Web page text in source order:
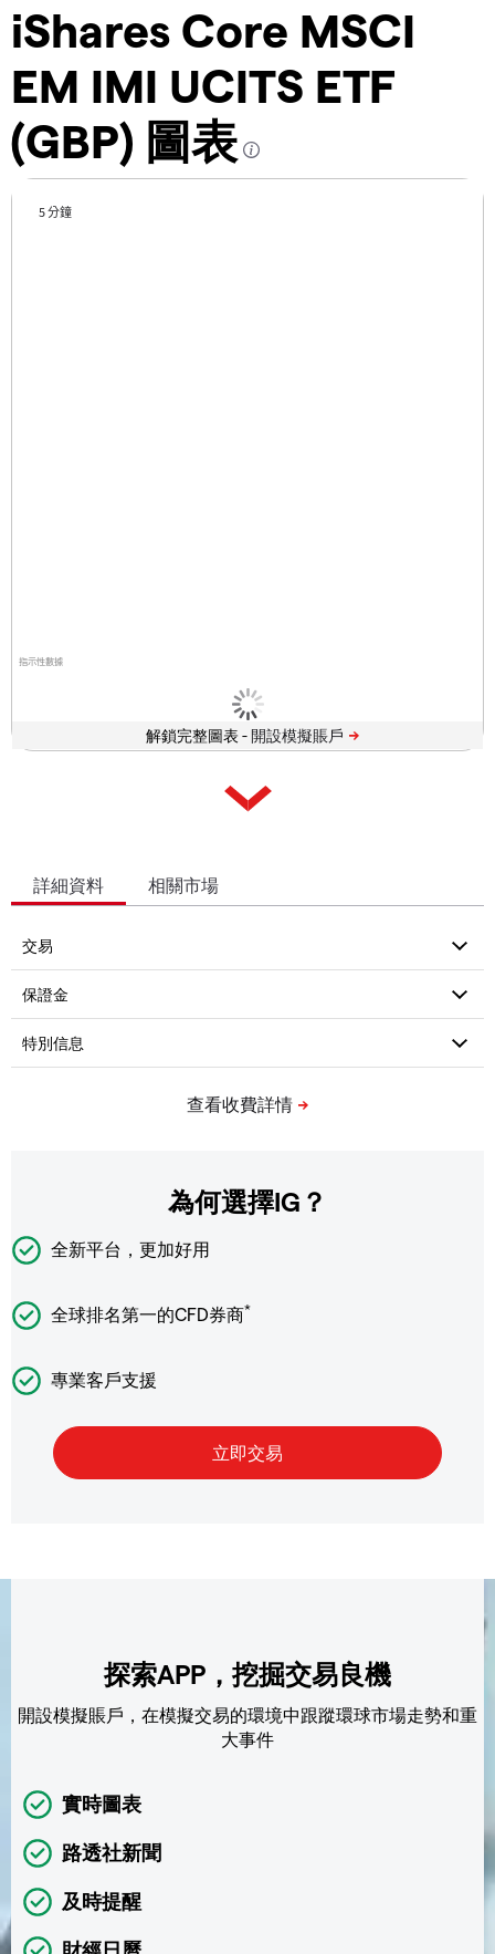
iShares Core MSCI
EM IMI UCITS ETF
(GBP) 圖表
指示性數據
5 分鐘
解鎖完整圖表 -
詳細資料 相關市場
為何選擇IG？
全新平台，更加好用
全球排名第一的CFD券商*
專業客戶支援
探索APP，挖掘交易良機
開設模擬賬戶，在模擬交易的環境中跟蹤環球市場走勢和重
大事件
實時圖表
路透社新聞
及時提醒
財經日曆